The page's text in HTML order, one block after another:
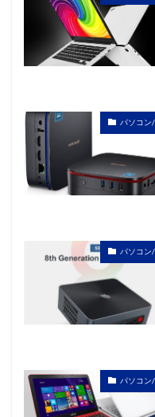
パソコン/
パソコン/
パソコン/